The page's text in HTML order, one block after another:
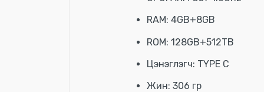
RAM: 4GB+8GB
ROM: 128GB+512TB
Цэнэглэгч: TYPE C
Жин: 306 гр